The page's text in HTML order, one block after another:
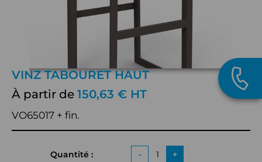
VINZ TABOURET HAUT
À partir de 150,63 € HT
VO65017 + fin.
Quantité : - +